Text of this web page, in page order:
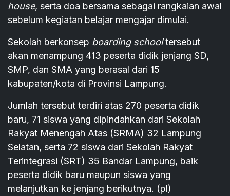
house, serta doa bersama sebagai rangkaian awal
sebelum kegiatan belajar mengajar dimulai.
Sekolah berkonsep boarding schooltersebut
akan menampung 413 peserta didik jenjang SD,
SMP, dan SMA yang berasal dari 15
kabupaten/kota di Provinsi Lampung.
Jumlah tersebut terdiri atas 270 peserta didik
baru, 71 siswa yang dipindahkan dari Sekolah
Rakyat Menengah Atas (SRMA) 32 Lampung
Selatan, serta 72 siswa dari Sekolah Rakyat
Terintegrasi (SRT) 35 Bandar Lampung, baik
peserta didik baru maupun siswa yang
melanjutkan ke jenjang berikutnya. (pl)